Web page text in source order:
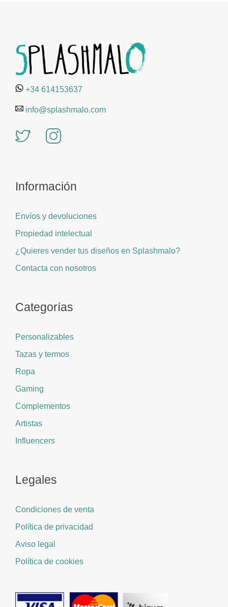
+34 614153637
info@splashmalo.com
Información
Envíos y devoluciones
Propiedad intelectual
¿Quieres vender tus diseños en Splashmalo?
Contacta con nosotros
Categorías
Personalizables
Tazas y termos
Ropa
Gaming
Complementos
Artistas
Influencers
Legales
Condiciones de venta
Política de privacidad
Aviso legal
Política de cookies